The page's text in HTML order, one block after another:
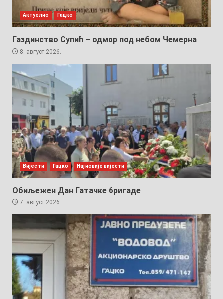
Актуелно Гацко
Газдинство Супић – одмор под небом Чемерна
8. август 2026.
Вијести Гацко Најновије вијести
Обиљежен Дан Гатачке бригаде
7. август 2026.